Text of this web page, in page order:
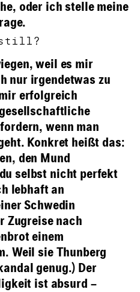
oder ich stelle meine
still?
weil es mir
nur irgendetwas zu
erfolgreich
wenn man
Konkret heißt das:
den Mund
selbst nicht perfekt
lebhaft an
Schwedin
Zugreise nach
einem
Weil sie Thunberg
genug.) Der
ist absurd –